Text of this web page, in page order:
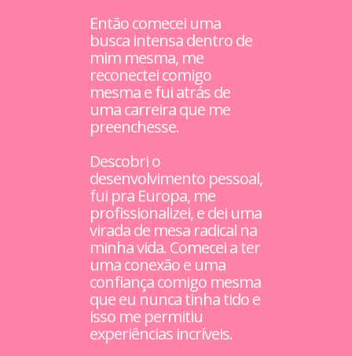
Então comecei uma
busca intensa dentro de
mim mesma, me
reconectei comigo
mesma e fui atrás de
uma carreira que me
preenchesse.
Descobri o
desenvolvimento pessoal,
fui pra Europa, me
profissionalizei, e dei uma
virada de mesa radical na
minha vida. Comecei a ter
uma conexão e uma
confiança comigo mesma
que eu nunca tinha tido e
isso me permitiu
experiências incríveis.